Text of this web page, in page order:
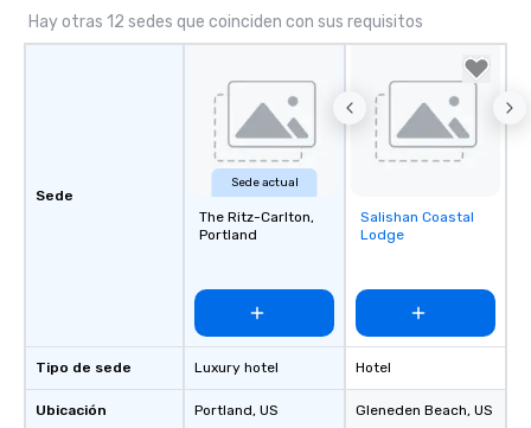
Hay otras 12 sedes que coinciden con sus requisitos
Sede
Tipo de sede
Ubicación
Sede actual
The Ritz-Carlton,
Portland
Luxury hotel
Portland, US
Removed from
favorites
Salishan Coastal
Lodge
Hotel
Gleneden Beach, US